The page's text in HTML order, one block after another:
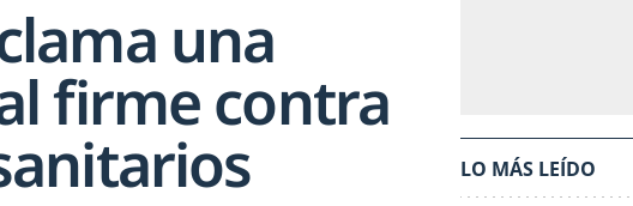
una
firme contra
LO MÁS LEÍDO